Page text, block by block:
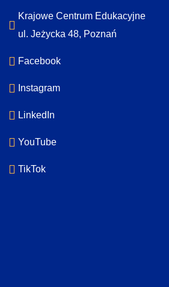
Krajowe Centrum Edukacyjne
ul. Jeżycka 48, Poznań
Facebook
Instagram
LinkedIn
YouTube
TikTok